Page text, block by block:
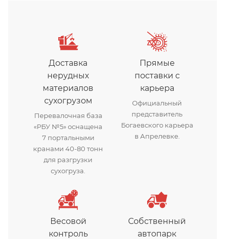
Доставка
нерудных
материалов
сухогрузом
Перевалочная база
«РБУ №5» оснащена
7 портальными
кранами 40-80 тонн
для разгрузки
сухогруза.
Прямые
поставки с
карьера
Официальный
представитель
Богаевского карьера
в Апрелевке.
Весовой
контроль
Собственный
автопарк